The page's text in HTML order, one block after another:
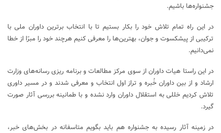
جشنواره‌ها باشیم.
در این راه تمام تلاش خود را بکار بستیم تا با انتخاب برترین داوران ملی با
ترکیبی از پیشکسوت و جوان، بهترین‌ها را معرفی کنیم هرچند خود را مبرّا از خطا
نمی‌دانیم.
در این راستا هیات داوران از سوی مرکز مطالعات و برنامه ریزی رسانه‌های وزارت
ارشاد و از بین داوران خُبره و تراز اول انتخاب و معرفی شدند و در مسیر داوری
تلاش کردیم خللی به استقلال داوران وارد نشده و با طمانینه بررسی آثار صورت
گیرد.
در زمینه آثار رسیده به جشنواره هم باید بگویم متاسفانه در بخش‌های خبر،